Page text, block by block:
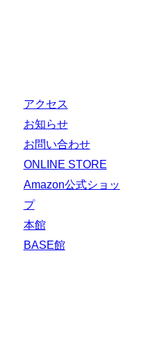
アクセス
お知らせ
お問い合わせ
ONLINE STORE
Amazon公式ショッ
プ
本館
BASE館